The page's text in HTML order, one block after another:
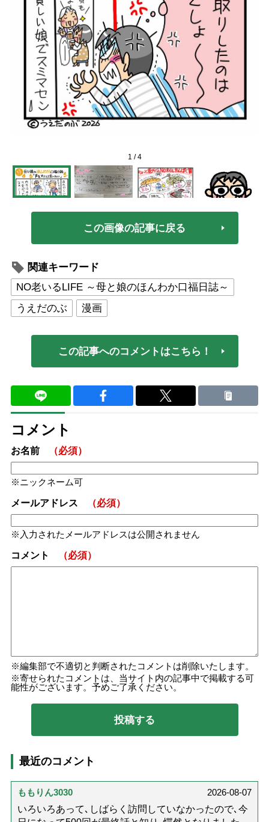
1 /4
この画像の記事に戻る
関連キーワード
NO老いるLIFE ～母と娘のほんわか口福日誌～
うえだのぶ
漫画
この記事へのコメントはこちら！
コメント
お名前 （必須）
ニックネーム可
メールアドレス （必須）
入力されたメールアドレスは公開されません
コメント （必須）
編集部で不適切と判断されたコメントは削除いたします。
寄せられたコメントは、当サイト内の記事中で掲載する可
能性がございます。予めご了承ください。
最近のコメント
ももりん3030
2026-08-07
いろいろあって､しばらく訪問していなかったので､今